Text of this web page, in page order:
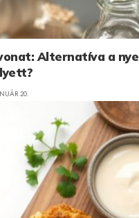
Alternatíva a
20.